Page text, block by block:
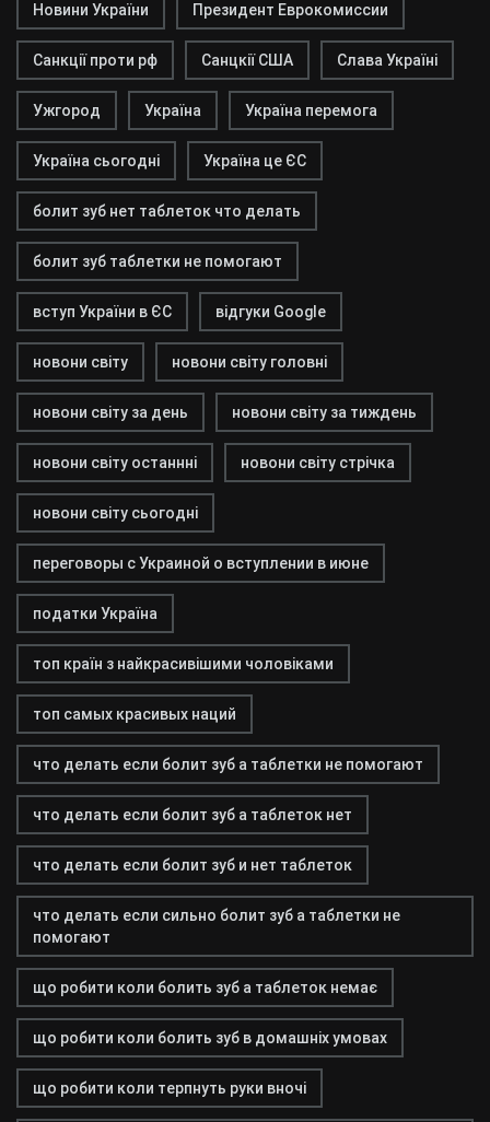
Новини України Президент Еврокомиссии
Санкції проти рф Санцкії США Слава Україні
Ужгород Україна Україна перемога
Україна сьогодні Україна це ЄС
болит зуб нет таблеток что делать
болит зуб таблетки не помогают
вступ України в ЄС відгуки Google
новони світу новони світу головні
новони світу за день новони світу за тиждень
новони світу останнні новони світу стрічка
новони світу сьогодні
переговоры с Украиной о вступлении в июне
податки Україна
топ країн з найкрасивішими чоловіками
топ самых красивых наций
что делать если болит зуб а таблетки не помогают
что делать если болит зуб а таблеток нет
что делать если болит зуб и нет таблеток
что делать если сильно болит зуб а таблетки не
помогают
що робити коли болить зуб а таблеток немає
що робити коли болить зуб в домашніх умовах
що робити коли терпнуть руки вночі